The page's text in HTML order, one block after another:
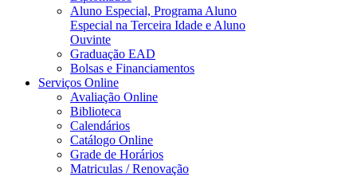
Aluno Especial, Programa Aluno
Especial na Terceira Idade e Aluno
Ouvinte
Graduação EAD
Bolsas e Financiamentos
Serviços Online
Avaliação Online
Biblioteca
Calendários
Catálogo Online
Grade de Horários
Matriculas / Renovação